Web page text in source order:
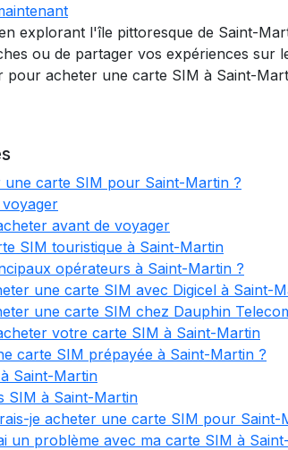
explorant l'île pittoresque de Saint-
ou de partager vos expériences sur
pour acheter une carte SIM à Saint-
une carte SIM pour Saint-Martin ?
avant de voyager
SIM touristique à Saint-Martin
opérateurs à Saint-Martin ?
une carte SIM avec Digicel à Saint-
une carte SIM chez Dauphin
votre carte SIM à Saint-Martin
carte SIM prépayée à Saint-Martin ?
Saint-Martin
SIM à Saint-Martin
je acheter une carte SIM pour Saint-
un problème avec ma carte SIM à